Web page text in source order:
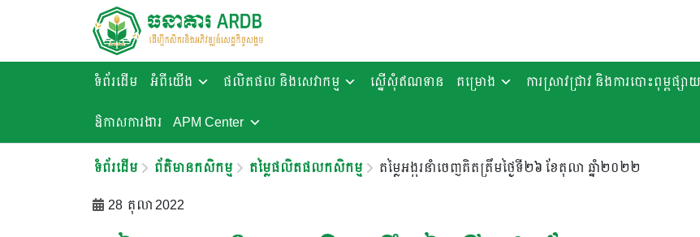
ទំព័រដើម អំពីយើង ផលិតផល និងសេវាកម្ម ស្នើសុំឥណទាន គម្រោង ការស្រាវជ្រាវ និងការបោះពុម្ពផ្សាយ
ឱកាសការងារ​ APM Center
ទំព័រដើម ព័ត៌មានកសិកម្ម តម្លៃផលិតផលកសិកម្ម តម្លៃអង្ករនាំចេញគិតត្រឹមថ្ងៃទី២៦ ខែតុលា ឆ្នាំ២០២២
28 តុលា 2022